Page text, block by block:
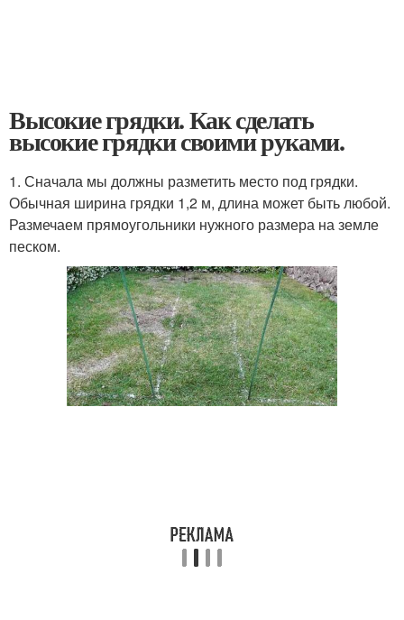
Высокие грядки. Как сделать
высокие грядки своими руками.
1. Сначала мы должны разметить место под грядки.
Обычная ширина грядки 1,2 м, длина может быть любой.
Размечаем прямоугольники нужного размера на земле
песком.